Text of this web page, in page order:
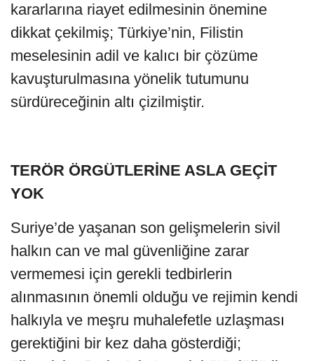
kararlarına riayet edilmesinin önemine
dikkat çekilmiş; Türkiye’nin, Filistin
meselesinin adil ve kalıcı bir çözüme
kavuşturulmasına yönelik tutumunu
sürdüreceğinin altı çizilmiştir.
TERÖR ÖRGÜTLERİNE ASLA GEÇİT
YOK
Suriye’de yaşanan son gelişmelerin sivil
halkın can ve mal güvenliğine zarar
vermemesi için gerekli tedbirlerin
alınmasının önemli olduğu ve rejimin kendi
halkıyla ve meşru muhalefetle uzlaşması
gerektiğini bir kez daha gösterdiği;